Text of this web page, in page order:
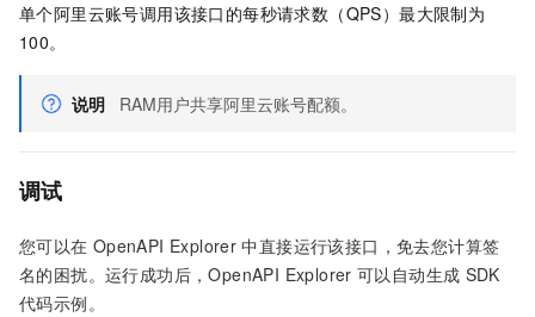
单个阿里云账号调用该接口的每秒请求数（QPS）最大限制为
100。
说明 RAM用户共享阿里云账号配额。
调试
您可以在 OpenAPI Explorer 中直接运行该接口，免去您计算签
名的困扰。运行成功后，OpenAPI Explorer 可以自动生成 SDK
代码示例。